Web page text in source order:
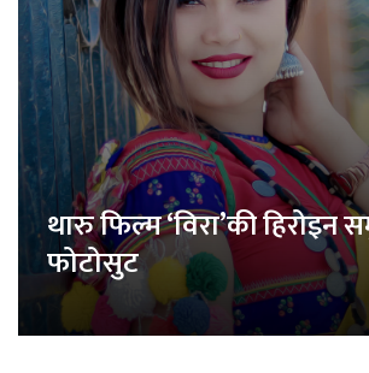
थारु फिल्म ‘विरा’की हिरोइन
फोटोसुट